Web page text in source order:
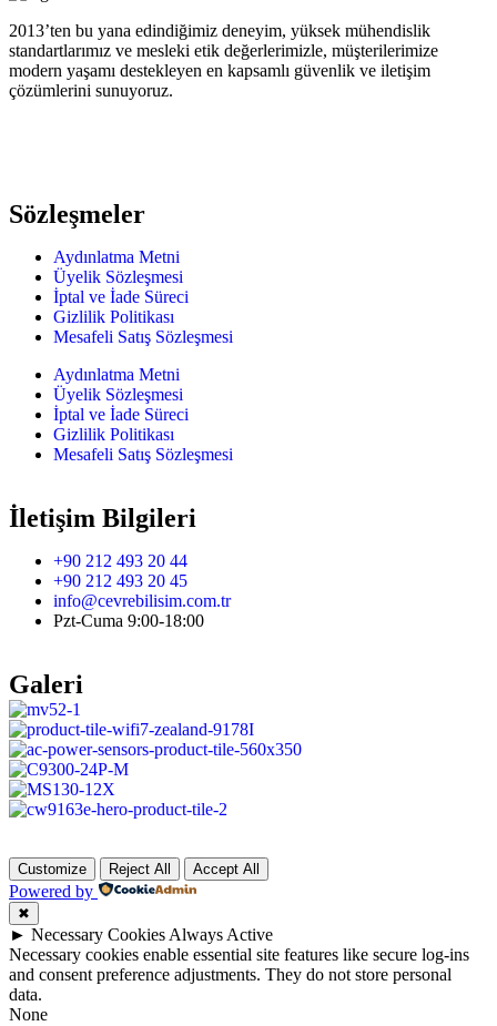
2013’ten bu yana edindiğimiz deneyim, yüksek mühendislik
standartlarımız ve mesleki etik değerlerimizle, müşterilerimize
modern yaşamı destekleyen en kapsamlı güvenlik ve iletişim
çözümlerini sunuyoruz.
Sözleşmeler
Aydınlatma Metni
Üyelik Sözleşmesi
İptal ve İade Süreci
Gizlilik Politikası
Mesafeli Satış Sözleşmesi
Aydınlatma Metni
Üyelik Sözleşmesi
İptal ve İade Süreci
Gizlilik Politikası
Mesafeli Satış Sözleşmesi
İletişim Bilgileri
+90 212 493 20 44
+90 212 493 20 45
info@cevrebilisim.com.tr
Pzt-Cuma 9:00-18:00
Galeri
Customize Reject All Accept All
Powered by
✖
► Necessary Cookies Always Active
Necessary cookies enable essential site features like secure log-ins
and consent preference adjustments. They do not store personal
data.
None